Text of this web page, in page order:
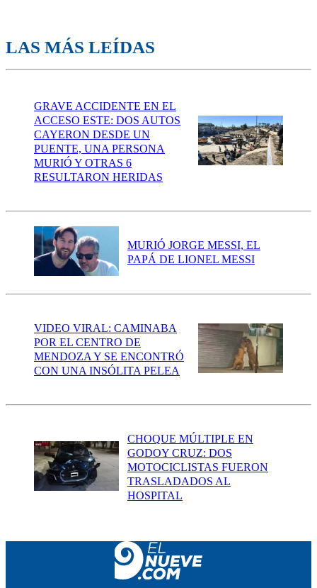
LAS MÁS LEÍDAS
GRAVE ACCIDENTE EN EL
ACCESO ESTE: DOS AUTOS
CAYERON DESDE UN
PUENTE, UNA PERSONA
MURIÓ Y OTRAS 6
RESULTARON HERIDAS
MURIÓ JORGE MESSI, EL
PAPÁ DE LIONEL MESSI
VIDEO VIRAL: CAMINABA
POR EL CENTRO DE
MENDOZA Y SE ENCONTRÓ
CON UNA INSÓLITA PELEA
CHOQUE MÚLTIPLE EN
GODOY CRUZ: DOS
MOTOCICLISTAS FUERON
TRASLADADOS AL
HOSPITAL